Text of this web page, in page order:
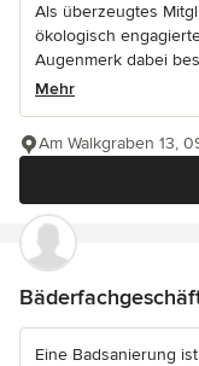
Als überzeugtes
ökologisch
Augenmerk dabei
Mehr
Am Walkgraben 13,
Eine Badsanierung